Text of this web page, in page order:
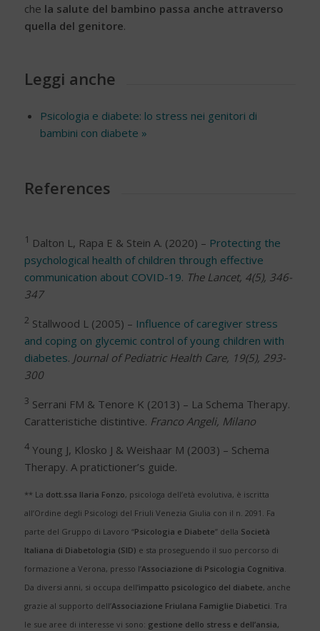
che la salute del bambino passa anche attraverso
quella del genitore.
Leggi anche
Psicologia e diabete: lo stress nei genitori di
bambini con diabete »
References
1 Dalton L, Rapa E & Stein A. (2020) – Protecting the
psychological health of children through effective
communication about COVID-19. The Lancet, 4(5), 346-
347
2 Stallwood L (2005) – Influence of caregiver stress
and coping on glycemic control of young children with
diabetes. Journal of Pediatric Health Care, 19(5), 293-
300
3 Serrani FM & Tenore K (2013) – La Schema Therapy.
Caratteristiche distintive. Franco Angeli, Milano
4Young J, Klosko J & Weishaar M (2003) – Schema
Therapy. A pratictioner’s guide.
** La dott.ssa Ilaria Fonzo, psicologa dell’età evolutiva, è iscritta
all’Ordine degli Psicologi del Friuli Venezia Giulia con il n. 2091. Fa
parte del Gruppo di Lavoro “Psicologia e Diabete” della Società
Italiana di Diabetologia (SID) e sta proseguendo il suo percorso di
formazione a Verona, presso l’Associazione di Psicologia Cognitiva.
Da diversi anni, si occupa dell’impatto psicologico del diabete, anche
grazie al supporto dell’Associazione Friulana Famiglie Diabetici. Tra
le sue aree di interesse vi sono: gestione dello stress e dell’ansia,